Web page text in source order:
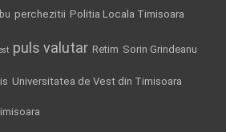
perchezitii Politia Locala Timisoara
puls valutar Retim Sorin Grindeanu
Universitatea de Vest din Timisoara